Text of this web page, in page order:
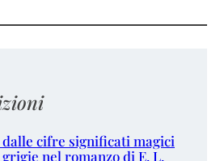
dalle cifre significati magici
nel romanzo di E. L.